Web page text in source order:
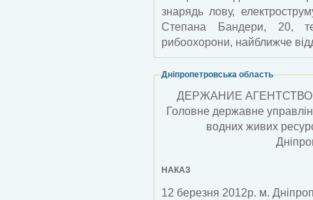
знарядь лову,
Степана Бандери, 20,
рибоохорони, найближче
Дніпропетровська область
ДЕРЖАНИЕ АГЕНТСТВО
Головне державне
водних живих
НАКАЗ
12 березня 2012р. м.